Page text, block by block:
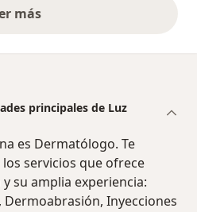
más
opiniones anteriores
principales de Luz
es Dermatólogo. Te
servicios que ofrece
su amplia experiencia:
Inyecciones